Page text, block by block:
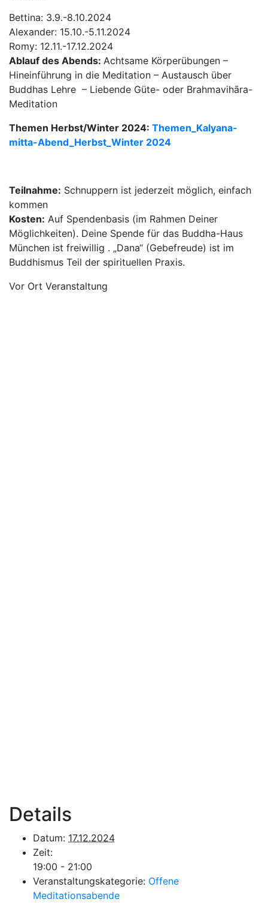
Bettina: 3.9.-8.10.2024
Alexander: 15.10.-5.11.2024
Romy: 12.11.-17.12.2024
Ablauf des Abends: Achtsame Körperübungen –
Hineinführung in die Meditation – Austausch über
Buddhas Lehre – Liebende Güte- oder Brahmavihāra-
Meditation
Themen Herbst/Winter 2024: Themen_Kalyana-
mitta-Abend_Herbst_Winter 2024
Teilnahme: Schnuppern ist jederzeit möglich, einfach
kommen
Kosten: Auf Spendenbasis (im Rahmen Deiner
Möglichkeiten). Deine Spende für das Buddha-Haus
München ist freiwillig . „Dana“ (Gebefreude) ist im
Buddhismus Teil der spirituellen Praxis.
Vor Ort Veranstaltung
Details
Datum: 17.12.2024
Zeit:
19:00 - 21:00
Veranstaltungskategorie: Offene
Meditationsabende